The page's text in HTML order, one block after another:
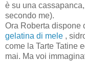
è su una
secondo me).
Ora Roberta dispone
gelatina di mele ,
come la Tarte Tatine
mai. Ma voi